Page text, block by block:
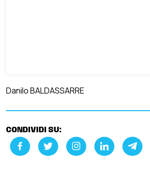
Danilo BALDASSARRE
CONDIVIDI SU: